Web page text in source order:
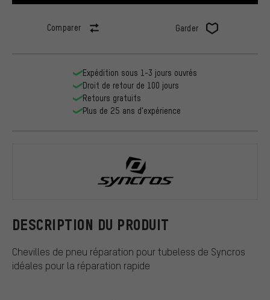
Comparer Garder
DESCRIPTION DU PRODUIT
Chevilles de pneu réparation pour tubeless de Syncros
idéales pour la réparation rapide
Expédition sous 1-3 jours ouvrés
Droit de retour de 100 jours
Retours gratuits
Plus de 25 ans d'expérience